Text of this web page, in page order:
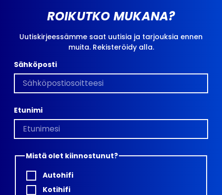
ROIKUTKO MUKANA?
Uutiskirjeessämme saat uutisia ja tarjouksia ennen
muita. Rekisteröidy alla.
Sähköposti
Etunimi
Mistä olet kiinnostunut?
Autohifi
Kotihifi